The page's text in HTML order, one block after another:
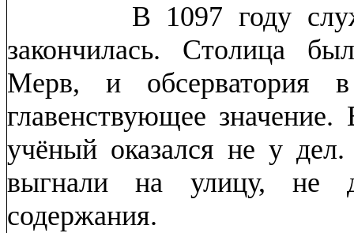
В 1097 году
закончилась. Столица
Мерв, и обсерватория
главенствующее
учёный оказался не у
выгнали на улицу, не
содержания.